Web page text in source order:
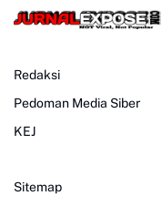
Redaksi
Pedoman Media Siber
KEJ
Sitemap